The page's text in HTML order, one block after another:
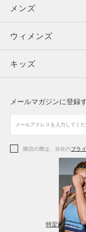
メンズ
ウィメンズ
キッズ
アクセサリー
メンズ
トップス
ボトムス
アクセサリー
ウィメンズ
トップス
シューズ
アクセサリー
レギンス＆タイツ
キッズ
シューズ
メールマガジンに登録
購読の際は、当社のプラ
特定商取引法